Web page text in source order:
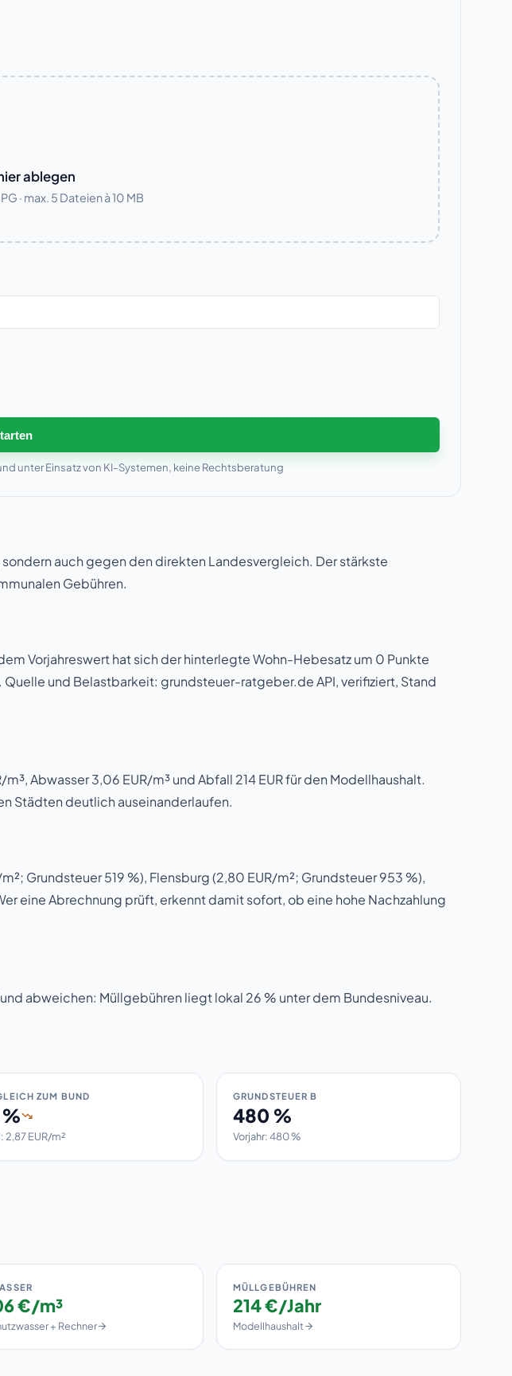
ablegen
· max. 5 Dateien à 10 MB
unter Einsatz von KI-Systemen, keine Rechtsberatung
auch gegen den direkten Landesvergleich. Der stärkste
Gebühren.
Vorjahreswert hat sich der hinterlegte Wohn-Hebesatz um 0 Punkte
und Belastbarkeit: grundsteuer-ratgeber.de API, verifiziert, Stand
Abwasser 3,06 EUR/m³ und Abfall 214 EUR für den Modellhaushalt.
Städten deutlich auseinanderlaufen.
Grundsteuer 519 %), Flensburg (2,80 EUR/m²; Grundsteuer 953 %),
eine Abrechnung prüft, erkennt damit sofort, ob eine hohe Nachzahlung
abweichen: Müllgebühren liegt lokal 26 % unter dem Bundesniveau.
ZUM BUND
2,87 EUR/m²
GRUNDSTEUER B
480 %
Vorjahr: 480 %
€/m³
+ Rechner
MÜLLGEBÜHREN
214 €/Jahr
Modellhaushalt